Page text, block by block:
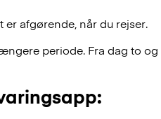
afgørende, når du rejser.
periode. Fra dag to og